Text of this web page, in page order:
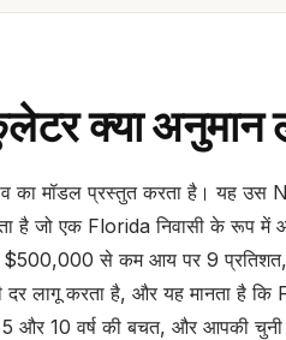
क्या अनुमान
का मॉडल प्रस्तुत करता है। यह
जो एक Florida निवासी के रूप में
$500,000 से कम आय पर 9
लागू करता है, और यह मानता है कि
5 और 10 वर्ष की बचत, और आपकी चुनी